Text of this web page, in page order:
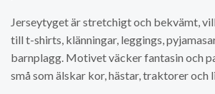
Jerseytyget är stretchigt och bekvämt,
till t-shirts, klänningar, leggings,
barnplagg. Motivet väcker fantasin och
små som älskar kor, hästar, traktorer och